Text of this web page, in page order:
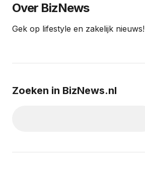
Over BizNews
Gek op lifestyle en zakelijk nieuws!
Zoeken in BizNews.nl